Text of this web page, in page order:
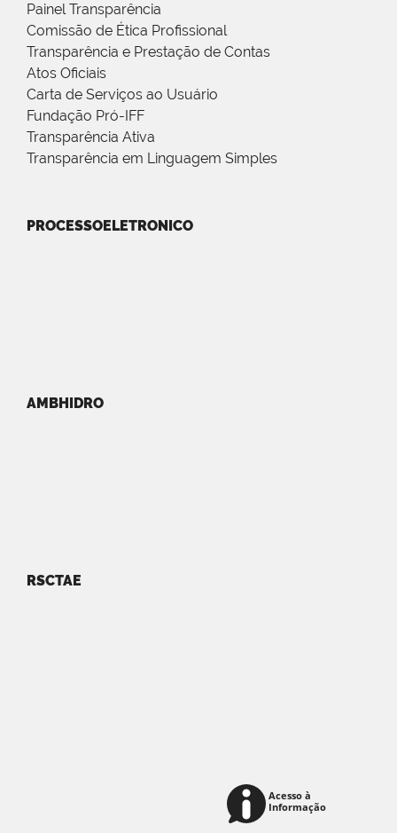
Painel Transparência
Comissão de Ética Profissional
Transparência e Prestação de Contas
Atos Oficiais
Carta de Serviços ao Usuário
Fundação Pró-IFF
Transparência Ativa
Transparência em Linguagem Simples
PROCESSOELETRONICO
AMBHIDRO
RSCTAE